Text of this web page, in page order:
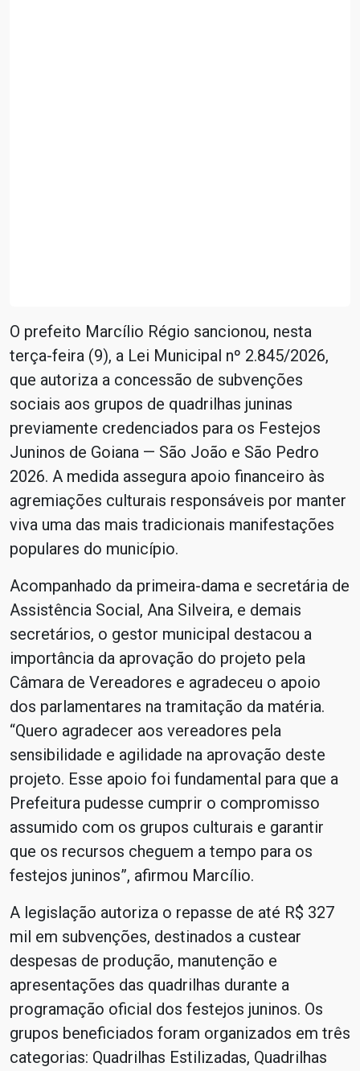
O prefeito Marcílio Régio sancionou, nesta
terça-feira (9), a Lei Municipal nº 2.845/2026,
que autoriza a concessão de subvenções
sociais aos grupos de quadrilhas juninas
previamente credenciados para os Festejos
Juninos de Goiana — São João e São Pedro
2026. A medida assegura apoio financeiro às
agremiações culturais responsáveis por manter
viva uma das mais tradicionais manifestações
populares do município.
Acompanhado da primeira-dama e secretária de
Assistência Social, Ana Silveira, e demais
secretários, o gestor municipal destacou a
importância da aprovação do projeto pela
Câmara de Vereadores e agradeceu o apoio
dos parlamentares na tramitação da matéria.
“Quero agradecer aos vereadores pela
sensibilidade e agilidade na aprovação deste
projeto. Esse apoio foi fundamental para que a
Prefeitura pudesse cumprir o compromisso
assumido com os grupos culturais e garantir
que os recursos cheguem a tempo para os
festejos juninos”, afirmou Marcílio.
A legislação autoriza o repasse de até R$ 327
mil em subvenções, destinados a custear
despesas de produção, manutenção e
apresentações das quadrilhas durante a
programação oficial dos festejos juninos. Os
grupos beneficiados foram organizados em três
categorias: Quadrilhas Estilizadas, Quadrilhas